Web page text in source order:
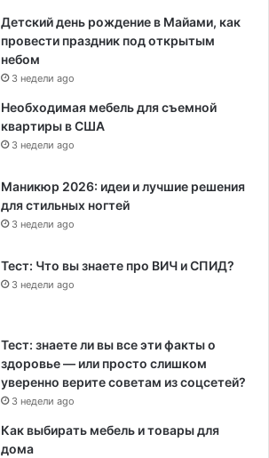
Детский день рождение в Майами, как
провести праздник под открытым
небом
3 недели ago
Необходимая мебель для съемной
квартиры в США
3 недели ago
Маникюр 2026: идеи и лучшие решения
для стильных ногтей
3 недели ago
Тест: Что вы знаете про ВИЧ и СПИД?
3 недели ago
Тест: знаете ли вы все эти факты о
здоровье — или просто слишком
уверенно верите советам из соцсетей?
3 недели ago
Как выбирать мебель и товары для
дома